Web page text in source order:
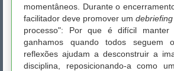
momentâneos. Durante o
facilitador deve promover um debriefing
processo": Por que é difícil
ganhamos quando todos seguem
reflexões ajudam a desconstruir a
disciplina, reposicionando-a como